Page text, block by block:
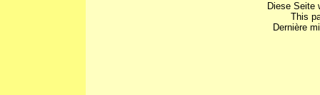
Diese Seite
This
Dernière